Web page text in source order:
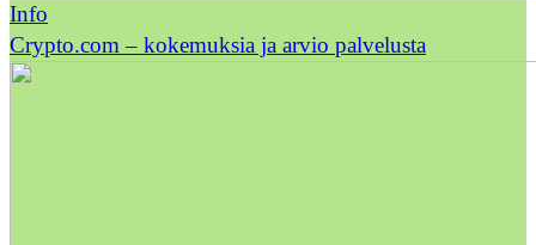
Info
Crypto.com – kokemuksia ja arvio palvelusta